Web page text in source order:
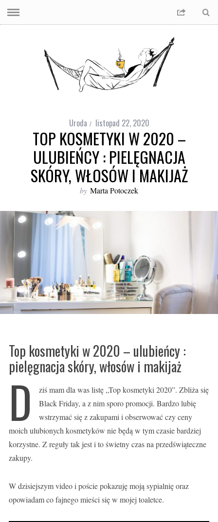
Uroda listopad 22, 2020
TOP KOSMETYKI W 2020 –
ULUBIEŃCY : PIELĘGNACJA
SKÓRY, WŁOSÓW I MAKIJAŻ
by Marta Potoczek
Top kosmetyki w 2020 – ulubieńcy :
pielęgnacja skóry, włosów i makijaż
D
ziś mam dla was listę „Top kosmetyki 2020”. Zbliża się
Black Friday, a z nim sporo promocji. Bardzo lubię
wstrzymać się z zakupami i obserwować czy ceny
moich ulubionych kosmetyków nie będą w tym czasie bardziej
korzystne. Z reguły tak jest i to świetny czas na przedświąteczne
zakupy.
W dzisiejszym video i poście pokazuję moją sypialnię oraz
opowiadam co fajnego mieści się w mojej toaletce.